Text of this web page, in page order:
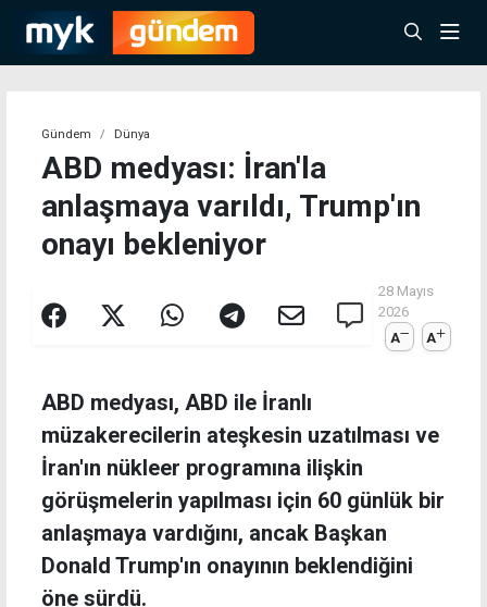
Gündem Dünya
ABD medyası: İran'la
anlaşmaya varıldı, Trump'ın
onayı bekleniyor
28 Mayıs
2026
A
A
ABD medyası, ABD ile İranlı
müzakerecilerin ateşkesin uzatılması ve
İran'ın nükleer programına ilişkin
görüşmelerin yapılması için 60 günlük bir
anlaşmaya vardığını, ancak Başkan
Donald Trump'ın onayının beklendiğini
öne sürdü.